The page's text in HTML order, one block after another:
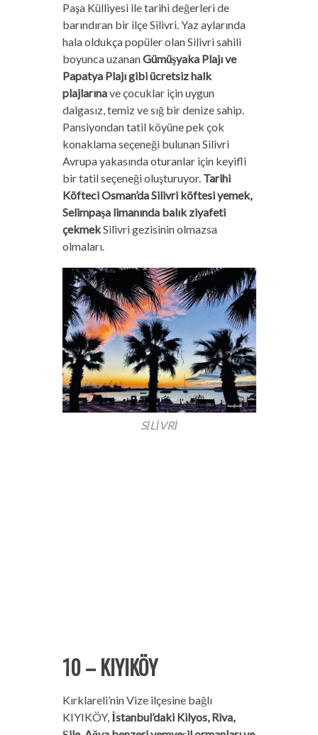
Paşa Külliyesi ile tarihi değerleri de
barındıran bir ilçe Silivri. Yaz aylarında
hala oldukça popüler olan Silivri sahili
boyunca uzananGümüşyaka Plajı ve
Papatya Plajı gibi ücretsiz halk
plajlarınave çocuklar için uygun
dalgasız, temiz ve sığ bir denize sahip.
Pansiyondan tatil köyüne pek çok
konaklama seçeneği bulunan Silivri
Avrupa yakasında oturanlar için keyifli
bir tatil seçeneği oluşturuyor. Tarihi
Köfteci Osman’da Silivri köftesi yemek,
Selimpaşa limanında balık ziyafeti
çekmekSilivri gezisinin olmazsa
olmaları.
SİLİVRİ
10 –KIYIKÖY
Kırklareli’nin Vize ilçesine bağlı
KIYIKÖY,İstanbul’daki Kilyos, Riva,